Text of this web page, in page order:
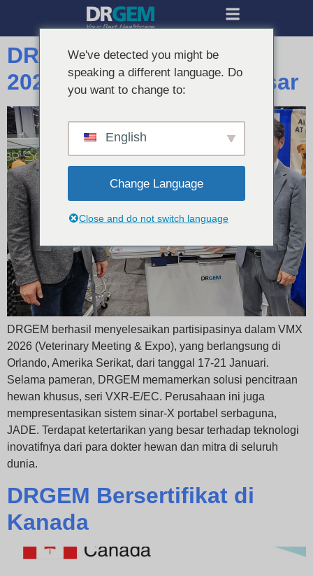
DRGEM Mengakhiri VMX
2026 dengan Sukses Besar
DRGEM berhasil menyelesaikan partisipasinya dalam VMX
2026 (Veterinary Meeting & Expo), yang berlangsung di
Orlando, Amerika Serikat, dari tanggal 17-21 Januari.
Selama pameran, DRGEM memamerkan solusi pencitraan
hewan khusus, seri VXR-E/EC. Perusahaan ini juga
mempresentasikan sistem sinar-X portabel serbaguna,
JADE. Terdapat ketertarikan yang besar terhadap teknologi
inovatifnya dari para dokter hewan dan mitra di seluruh
dunia.
DRGEM Bersertifikat di
Kanada
We've detected you might be
speaking a different language. Do
you want to change to:
English
Change Language
Close and do not switch language